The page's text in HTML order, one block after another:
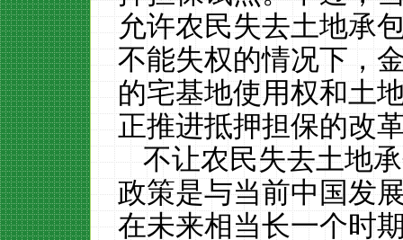
允许农民失去土地承
不能失权的情况下，
的宅基地使用权和土
正推进抵押担保的改
不让农民失去土地
政策是与当前中国发
在未来相当长一个时